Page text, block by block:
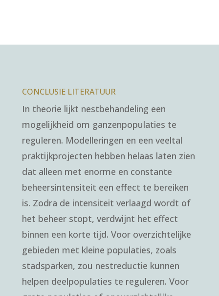
CONCLUSIE LITERATUUR
In theorie lijkt nestbehandeling een
mogelijkheid om ganzenpopulaties te
reguleren. Modelleringen en een veeltal
praktijkprojecten hebben helaas laten zien
dat alleen met enorme en constante
beheersintensiteit een effect te bereiken
is. Zodra de intensiteit verlaagd wordt of
het beheer stopt, verdwijnt het effect
binnen een korte tijd. Voor overzichtelijke
gebieden met kleine populaties, zoals
stadsparken, zou nestreductie kunnen
helpen deelpopulaties te reguleren. Voor